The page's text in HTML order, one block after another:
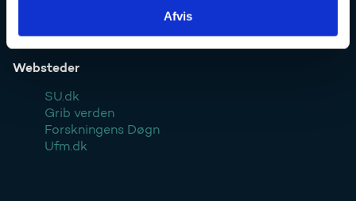
Afvis
Websteder
SU.dk
Grib verden
Forskningens Døgn
Ufm.dk